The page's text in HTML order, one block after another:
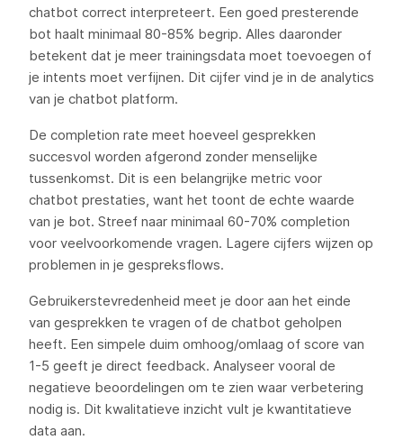
chatbot correct interpreteert. Een goed presterende
bot haalt minimaal 80-85% begrip. Alles daaronder
betekent dat je meer trainingsdata moet toevoegen of
je intents moet verfijnen. Dit cijfer vind je in de analytics
van je chatbot platform.
De completion rate meet hoeveel gesprekken
succesvol worden afgerond zonder menselijke
tussenkomst. Dit is een belangrijke metric voor
chatbot prestaties, want het toont de echte waarde
van je bot. Streef naar minimaal 60-70% completion
voor veelvoorkomende vragen. Lagere cijfers wijzen op
problemen in je gespreksflows.
Gebruikerstevredenheid meet je door aan het einde
van gesprekken te vragen of de chatbot geholpen
heeft. Een simpele duim omhoog/omlaag of score van
1-5 geeft je direct feedback. Analyseer vooral de
negatieve beoordelingen om te zien waar verbetering
nodig is. Dit kwalitatieve inzicht vult je kwantitatieve
data aan.